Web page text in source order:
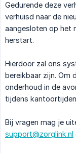
Gedurende deze
verhuisd naar de
aangesloten op het
herstart.
Hierdoor zal ons
bereikbaar zijn. Om
onderhoud in de
tijdens
Bij vragen mag je
support@zorglink.nl